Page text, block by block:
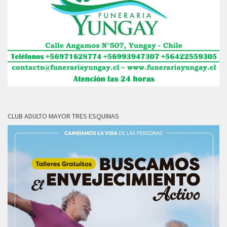
CLUB ADULTO MAYOR TRES ESQUINAS